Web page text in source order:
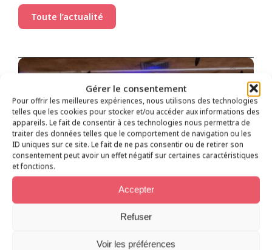
Gérer le consentement
Pour offrir les meilleures expériences, nous utilisons des technologies
telles que les cookies pour stocker et/ou accéder aux informations des
appareils. Le fait de consentir à ces technologies nous permettra de
traiter des données telles que le comportement de navigation ou les
ID uniques sur ce site. Le fait de ne pas consentir ou de retirer son
consentement peut avoir un effet négatif sur certaines caractéristiques
et fonctions.
Accepter
Refuser
Voir les préférences
Toute l’actualité